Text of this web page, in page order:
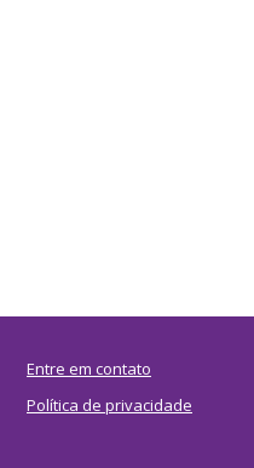
Entre em contato
Política de privacidade